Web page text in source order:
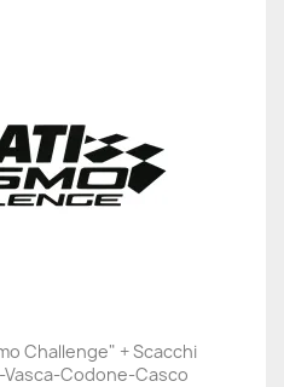
Challenge" + Scacchi
Codone-Casco